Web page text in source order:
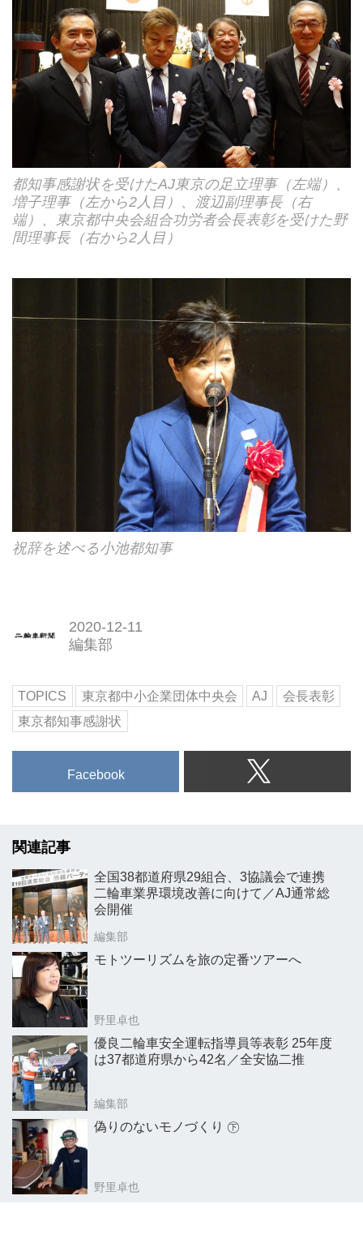
都知事感謝状を受けたAJ東京の足立理事（左端）、
増子理事（左から2人目）、渡辺副理事長（右
端）、東京都中央会組合功労者会長表彰を受けた野
間理事長（右から2人目）
祝辞を述べる小池都知事
2020-12-11
編集部
TOPICS 東京都中小企業団体中央会 AJ
会長表彰
東京都知事感謝状
Facebook
関連記事
全国38都道府県29組合、3協議会で連携
二輪車業界環境改善に向けて／AJ通常総
会開催
編集部
モトツーリズムを旅の定番ツアーへ
野里卓也
優良二輪車安全運転指導員等表彰 25年度
は37都道府県から42名／全安協二推
編集部
偽りのないモノづくり ㊦
野里卓也